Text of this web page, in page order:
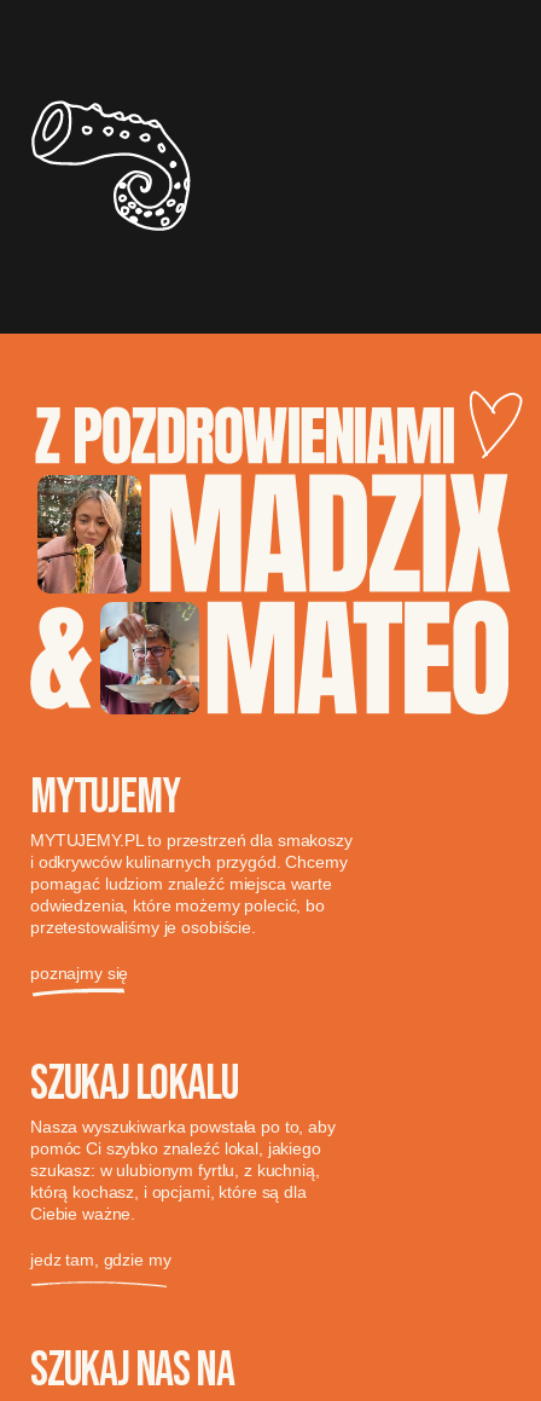
MYTUJEMY
MYTUJEMY.PL to przestrzeń dla smakoszy
i odkrywców kulinarnych przygód. Chcemy
pomagać ludziom znaleźć miejsca warte
odwiedzenia, które możemy polecić, bo
przetestowaliśmy je osobiście.
poznajmy się
SZUKAJ LOKALU
Nasza wyszukiwarka powstała po to, aby
pomóc Ci szybko znaleźć lokal, jakiego
szukasz: w ulubionym fyrtlu, z kuchnią,
którą kochasz, i opcjami, które są dla
Ciebie ważne.
jedz tam, gdzie my
SZUKAJ NAS NA